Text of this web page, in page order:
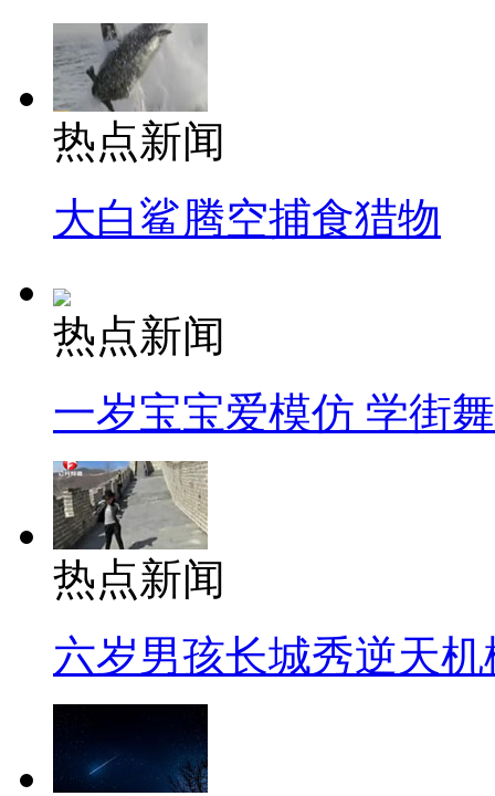
热点新闻
大白鲨腾空捕食猎物
热点新闻
一岁宝宝爱模仿 学街
热点新闻
六岁男孩长城秀逆天机